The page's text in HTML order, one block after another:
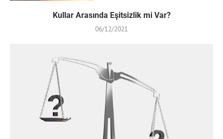
Kullar Arasında Eşitsizlik mi Var?
06/12/2021